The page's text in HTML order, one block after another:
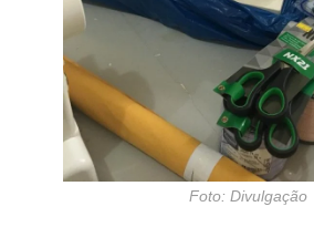
Foto: Divulgação